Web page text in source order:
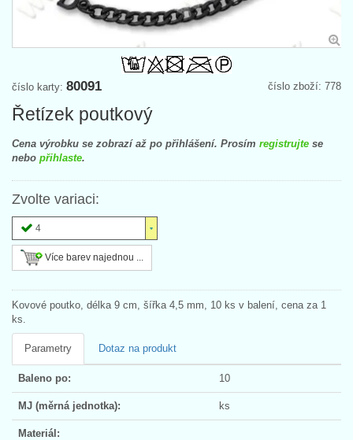
číslo zboží: 778
číslo karty: 80091
Řetízek poutkový
Cena výrobku se zobrazí až po přihlášení. Prosím registrujte se
nebo přihlaste.
Zvolte variaci:
4
Více barev najednou ...
Kovové poutko, délka 9 cm, šířka 4,5 mm, 10 ks v balení, cena za 1
ks.
Parametry Dotaz na produkt
Baleno po: 10
MJ (měrná jednotka): ks
Materiál: